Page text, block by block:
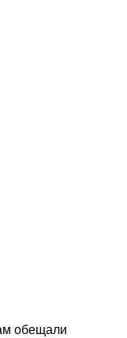
обещали